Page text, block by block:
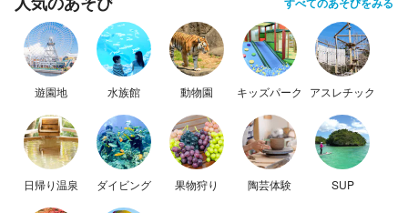
遊園地 水族館 動物園 キッズパーク アスレチック
日帰り温泉 ダイビング 果物狩り 陶芸体験 SUP